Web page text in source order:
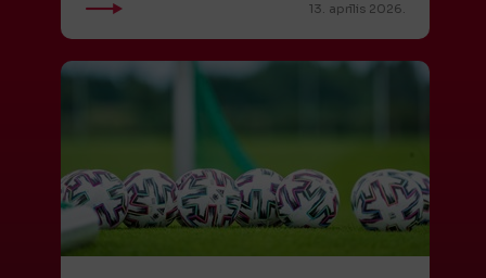
13. aprīlis 2026.